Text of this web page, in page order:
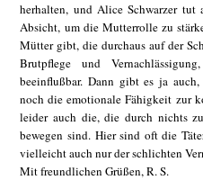
herhalten, und Alice Schwarzer
Absicht, um die Mutterrolle zu
Mütter gibt, die durchaus auf der
Brutpflege und
beeinflußbar. Dann gibt es ja
noch die emotionale Fähigkeit zur
leider auch die, die durch nichts
bewegen sind. Hier sind oft die
vielleicht auch nur der schlichten
Mit freundlichen Grüßen, R. S.